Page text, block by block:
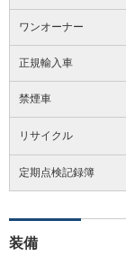
ワンオーナー
正規輸入車
禁煙車
リサイクル
定期点検記録簿
装備